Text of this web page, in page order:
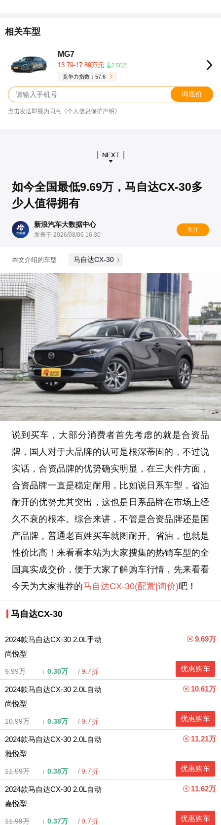
相关车型
MG7
13.79-17.89万元
2.58万
竞争力指数：57.6
询底价
点击发送即视为同意《个人信息保护声明》
如今全国最低9.69万，马自达CX-30多
少人值得拥有
新浪汽车大数据中心
发表于 2026/08/06 16:30
关注
本文介绍的车型 马自达CX-30
说到买车，大部分消费者首先考虑的就是合资品
牌，国人对于大品牌的认可是根深蒂固的，不过说
实话，合资品牌的优势确实明显，在三大件方面，
合资品牌一直是稳定耐用，比如说日系车型，省油
耐开的优势尤其突出，这也是日系品牌在市场上经
久不衰的根本。综合来讲，不管是合资品牌还是国
产品牌，普通老百姓买车就图耐开、省油，也就是
性价比高！来看看本站为大家搜集的热销车型的全
国真实成交价，便于大家了解购车行情，先来看看
今天为大家推荐的马自达CX-30(配置 |询价)吧！
马自达CX-30
2024款马自达CX-30 2.0L手动
尚悦型
9.99万 ↓ 0.30万 9.7折
9.69万
优惠购车
2024款马自达CX-30 2.0L自动
尚悦型
10.99万 ↓ 0.38万 9.7折
10.61万
优惠购车
2024款马自达CX-30 2.0L自动
雅悦型
11.59万 ↓ 0.38万 9.7折
11.21万
优惠购车
2024款马自达CX-30 2.0L自动
嘉悦型
11.99万 ↓ 0.37万 9.7折
11.62万
优惠购车